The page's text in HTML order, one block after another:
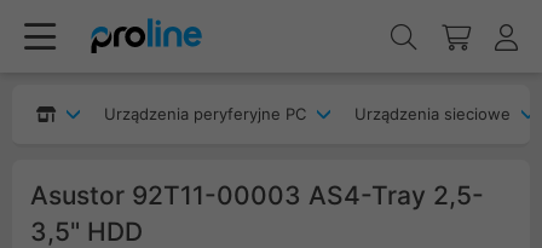
Urządzenia peryferyjne PC Urządzenia sieciowe
Asustor 92T11-00003 AS4-Tray 2,5-
3,5" HDD